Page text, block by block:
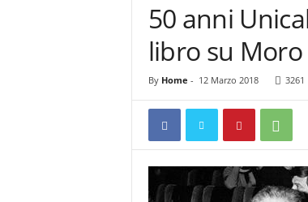
50 anni
libro su
By Home - 12 Marzo 2018 3261